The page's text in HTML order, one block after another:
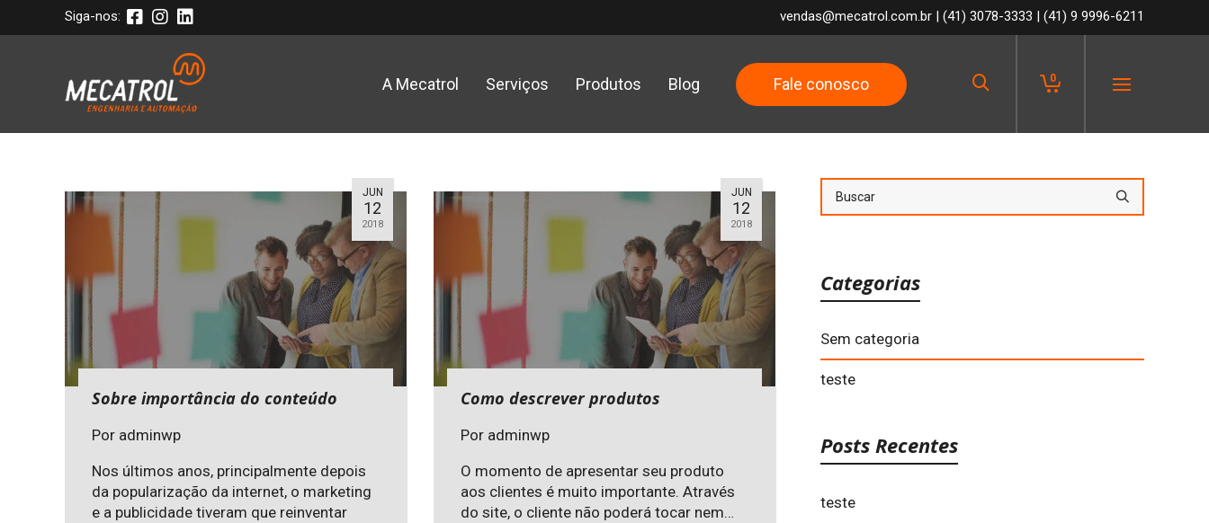
Siga-nos: vendas@mecatrol.com.br | (41) 3078-3333 | (41) 9 9996-6211
0
Menu
A Mecatrol Serviços Produtos Blog Fale conosco
JUN
12
2018
Sobre importância do conteúdo
Por adminwp
Nos últimos anos, principalmente depois
da popularização da internet, o marketing
e a publicidade tiveram que reinventar
JUN
12
2018
Como descrever produtos
Por adminwp
O momento de apresentar seu produto
aos clientes é muito importante. Através
do site, o cliente não poderá tocar nem…
Categorias
Sem categoria
teste
Posts Recentes
teste